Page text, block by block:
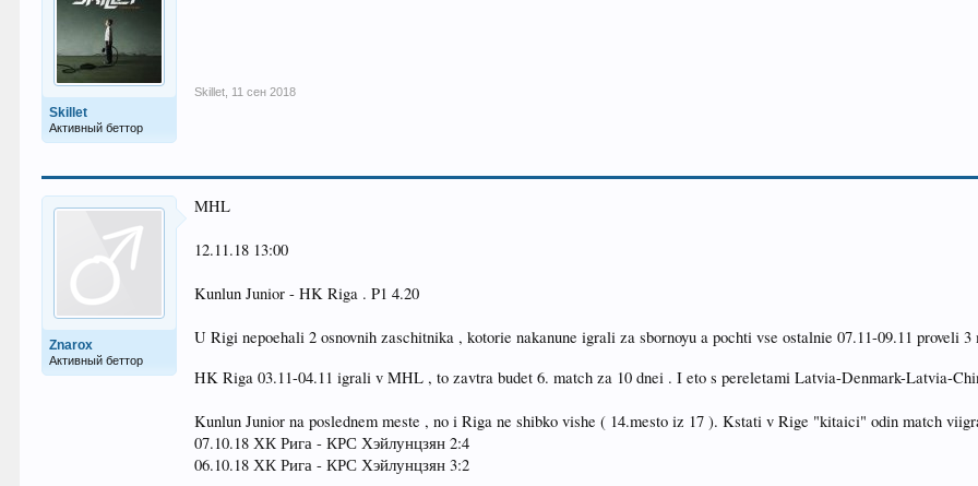
Skillet
Активный беттор
Skillet 11 сен 2018
Znarox
Активный беттор
MHL
12.11.18 13:00
Kunlun Junior - HK Riga . P1 4.20
U Rigi nepoehali 2 osnovnih zaschitnika , kotorie nakanune igrali za sbornoyu a pochti vse ostalnie 07.11-09.11 proveli
HK Riga 03.11-04.11 igrali v MHL , to zavtra budet 6. match za 10 dnei . I eto s pereletami Latvia-Denmark-Latvia-
Kunlun Junior na poslednem meste , no i Riga ne shibko vishe ( 14.mesto iz 17 ). Kstati v Rige "kitaici" odin match
07.10.18 ХК Рига - КРС Хэйлунцзян 2:4
06.10.18 ХК Рига - КРС Хэйлунцзян 3:2